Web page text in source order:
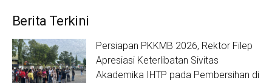
Berita Terkini
Persiapan PKKMB 2026, Rektor Filep
Apresiasi Keterlibatan Sivitas
Akademika IHTP pada Pembersihan di